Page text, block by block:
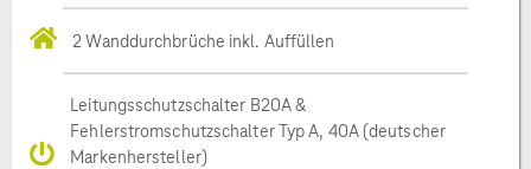
2 Wanddurchbrüche inkl. Auffüllen
Leitungsschutzschalter B20A &
Fehlerstromschutzschalter Typ A, 40A (deutscher
Markenhersteller)